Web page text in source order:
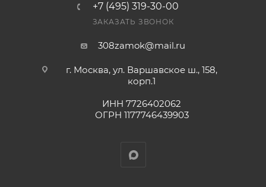
+7 (495) 319-30-00
ЗАКАЗАТЬ ЗВОНОК
308zamok@mail.ru
г. Москва, ул. Варшавское ш., 158,
корп.1
ИНН 7726402062
ОГРН 1177746439903